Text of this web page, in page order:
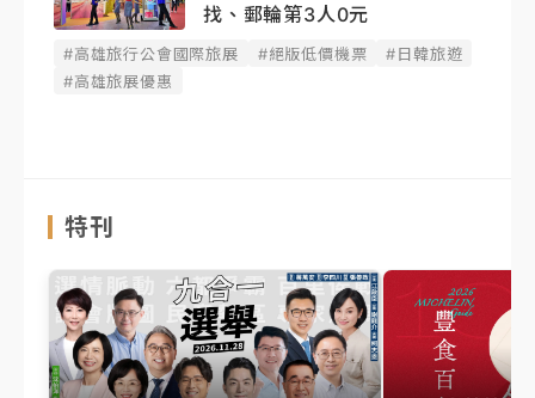
找、郵輪第3人0元
#高雄旅行公會國際旅展 #絕版低價機票
#日韓旅遊
#高雄旅展優惠
特刊